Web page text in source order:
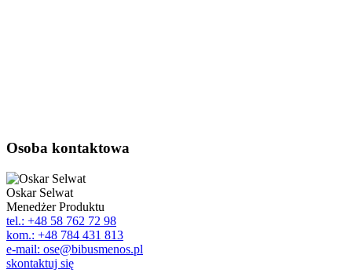
Osoba kontaktowa
Oskar Selwat
Menedżer Produktu
tel.: +48 58 762 72 98
kom.: +48 784 431 813
e-mail: ose@bibusmenos.pl
skontaktuj się